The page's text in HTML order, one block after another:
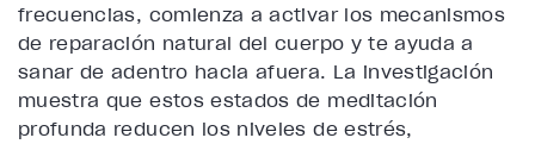
frecuencias, comienza a activar los mecanismos
de reparación natural del cuerpo y te ayuda a
sanar de adentro hacia afuera. La investigación
muestra que estos estados de meditación
profunda reducen los niveles de estrés,